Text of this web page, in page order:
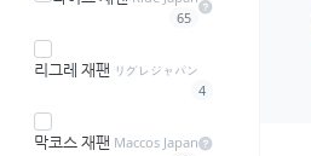
65
리그레 재팬 リグレジャパン
4
막코스 재팬 Maccos Japan